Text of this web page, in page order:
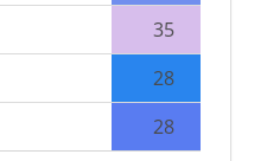
35
28
28